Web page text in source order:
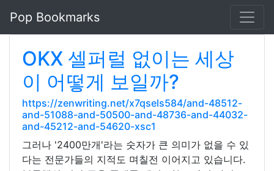
Pop Bookmarks
OKX 셀퍼럴 없이는 세상
이 어떻게 보일까?
https://zenwriting.net/x7qsels584/and-48512-
and-51088-and-50500-and-48736-and-44032-
and-45212-and-54620-xsc1
그러나 '2400만개'라는 숫자가 큰 의미가 없을 수 있
다는 전문가들의 지적도 며칠전 이어지고 있습니다.